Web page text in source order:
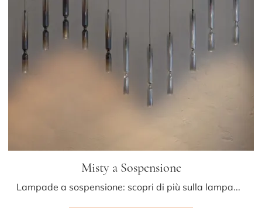
Misty a Sospensione
Lampade a sospensione: scopri di più sulla lampada Misty a Sospensione in vetro che ti proponiamo.